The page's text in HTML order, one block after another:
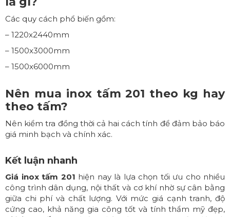
Các quy cách phổ biến gồm:
– 1220x2440mm
– 1500x3000mm
– 1500x6000mm
Nên mua inox tấm 201 theo kg hay
theo tấm?
Nên kiểm tra đồng thời cả hai cách tính để đảm bảo báo
giá minh bạch và chính xác.
Kết luận nhanh
Giá inox tấm 201 hiện nay là lựa chọn tối ưu cho nhiều
công trình dân dụng, nội thất và cơ khí nhờ sự cân bằng
giữa chi phí và chất lượng. Với mức giá cạnh tranh, độ
cứng cao, khả năng gia công tốt và tính thẩm mỹ đẹp,